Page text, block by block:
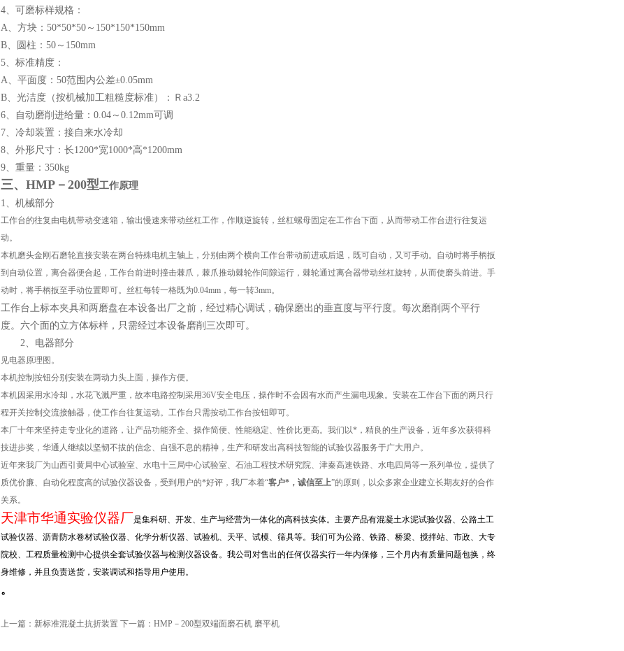
4、可磨标样规格：
A、方块：50*50*50～150*150*150mm
B、圆柱：50～150mm
5、标准精度：
A、平面度：50范围内公差±0.05mm
B、光洁度（按机械加工粗糙度标准）：Ｒa3.2
6、自动磨削进给量：0.04～0.12mm可调
7、冷却装置：接自来水冷却
8、外形尺寸：长1200*宽1000*高*1200mm
9、重量：350kg
三、 HMP－200型工作原理
1、机械部分
工作台的往复由电机带动变速箱，输出慢速来带动丝杠工作，作顺逆旋转，丝杠螺母固定在工作台下面，从而带动工作台进行往复运
动。
本机磨头金刚石磨轮直接安装在两台特殊电机主轴上，分别由两个横向工作台带动前进或后退，既可自动，又可手动。自动时将手柄扳
到自动位置，离合器便合起，工作台前进时撞击棘爪，棘爪推动棘轮作间隙运行，棘轮通过离合器带动丝杠旋转，从而使磨头前进。手
动时，将手柄扳至手动位置即可。丝杠每转一格既为0.04mm，每一转3mm。
工作台上标本夹具和两磨盘在本设备出厂之前，经过精心调试，确保磨出的垂直度与平行度。每次磨削两个平行
度。六个面的立方体标样，只需经过本设备磨削三次即可。
2、电器部分
见电器原理图。
本机控制按钮分别安装在两动力头上面，操作方便。
本机因采用水冷却，水花飞溅严重，故本电路控制采用36V安全电压，操作时不会因有水而产生漏电现象。安装在工作台下面的两只行
程开关控制交流接触器，使工作台往复运动。工作台只需按动工作台按钮即可。
本厂十年来坚持走专业化的道路，让产品功能齐全、操作简便、性能稳定、性价比更高。我们以*，精良的生产设备，近年多次获得科
技进步奖，华通人继续以坚韧不拔的信念、自强不息的精神，生产和研发出高科技智能的试验仪器服务于广大用户。
近年来我厂为山西引黄局中心试验室、水电十三局中心试验室、石油工程技术研究院、津秦高速铁路、水电四局等一系列单位，提供了
质优价廉、自动化程度高的试验仪器设备，受到用户的*好评，我厂本着“客户*，诚信至上”的原则，以众多家企业建立长期友好的合作
关系。
天津市华通实验仪器厂是集科研、开发、生产与经营为一体化的高科技实体。主要产品有混凝土水泥试验仪器、公路土工
试验仪器、沥青防水卷材试验仪器、化学分析仪器、试验机、天平、试模、筛具等。我们可为公路、铁路、桥梁、搅拌站、市政、大专
院校、工程质量检测中心提供全套试验仪器与检测仪器设备。我公司对售出的任何仪器实行一年内保修，三个月内有质量问题包换，终
身维修，并且负责送货，安装调试和指导用户使用。
。
上一篇： 新标准混凝土抗折装置 下一篇： HMP－200型双端面磨石机 磨平机